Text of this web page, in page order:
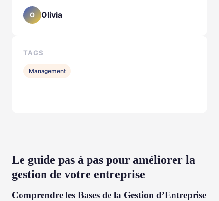
Le guide pas à pas pour améliorer la
gestion de votre entreprise
Comprendre les Bases de la Gestion d’Entreprise
O Olivia
TAGS
Management